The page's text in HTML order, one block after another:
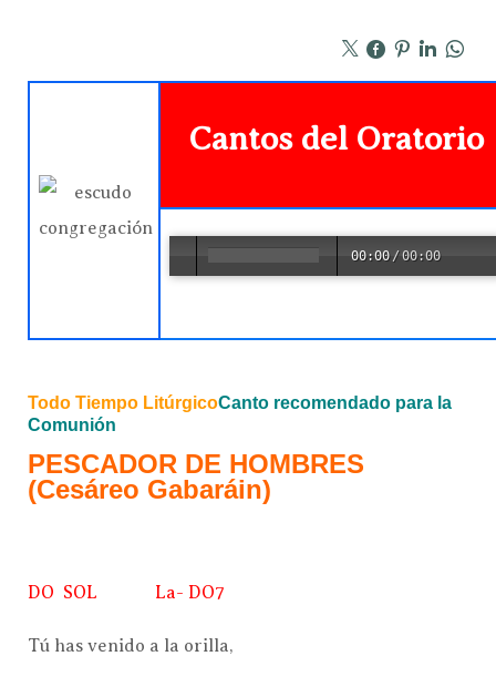
Cantos del Oratorio
00:00 /00:00
Todo Tiempo LitúrgicoCanto recomendado para la
Comunión
PESCADOR DE HOMBRES
(Cesáreo Gabaráin)
DO SOL La- DO7
Tú has venido a la orilla,